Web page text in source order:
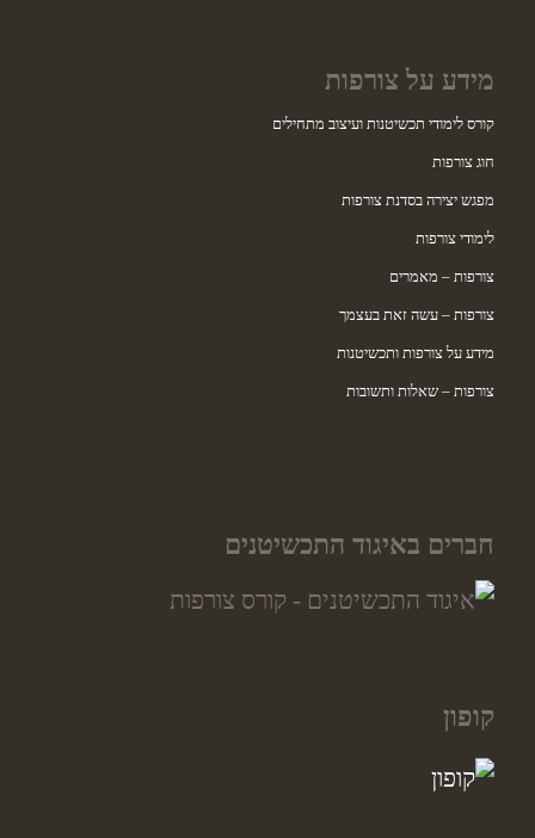
מידע על צורפות
קורס לימודי תכשיטנות ועיצוב מתחילים
חוג צורפות
מפגש יצירה בסדנת צורפות
לימודי צורפות
צורפות – מאמרים
צורפות – עשה זאת בעצמך
מידע על צורפות ותכשיטנות
צורפות – שאלות ותשובות
חברים באיגוד התכשיטנים
קופון